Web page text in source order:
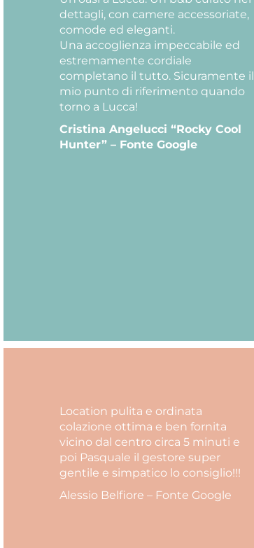
dettagli, con camere accessoriate,
comode ed eleganti.
Una accoglienza impeccabile ed
estremamente cordiale
completano il tutto. Sicuramente il
mio punto di riferimento quando
torno a Lucca!
Cristina Angelucci “Rocky Cool
Hunter” – Fonte Google
Location pulita e ordinata
colazione ottima e ben fornita
vicino dal centro circa 5 minuti e
poi Pasquale il gestore super
gentile e simpatico lo consiglio!!!
Alessio Belfiore – Fonte Google